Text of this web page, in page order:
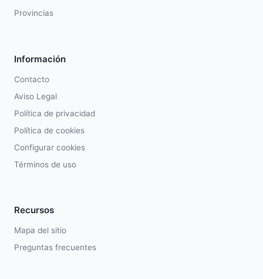
Provincias
Información
Contacto
Aviso Legal
Política de privacidad
Política de cookies
Configurar cookies
Términos de uso
Recursos
Mapa del sitio
Preguntas frecuentes